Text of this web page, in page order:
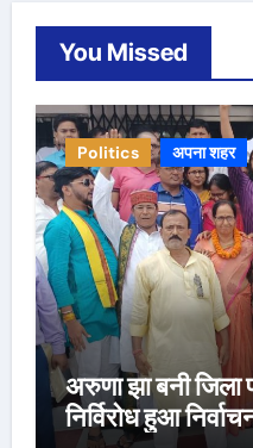
You Missed
Politics अपना शहर
अरुणा झा बनी जिला
निर्विरोध हुआ